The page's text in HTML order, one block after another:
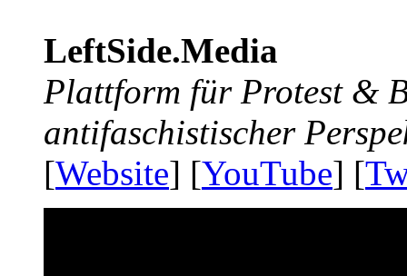
LeftSide.Media
Plattform für Protest &
antifaschistischer
[Website] [YouTube] [